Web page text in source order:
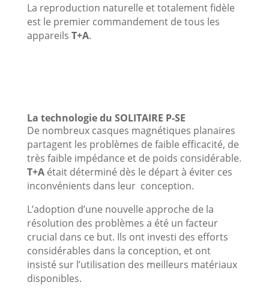
La reproduction naturelle et totalement fidèle
est le premier commandement de tous les
appareils T+A.
La technologie du SOLITAIRE P-SE
De nombreux casques magnétiques planaires
partagent les problèmes de faible efficacité, de
très faible impédance et de poids considérable.
T+Aétait déterminé dès le départ à éviter ces
inconvénients dans leur conception.
L’adoption d’une nouvelle approche de la
résolution des problèmes a été un facteur
crucial dans ce but. Ils ont investi des efforts
considérables dans la conception, et ont
insisté sur l’utilisation des meilleurs matériaux
disponibles.